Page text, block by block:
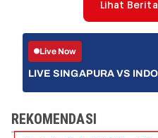
Lihat
Live Now
LIVE SINGAPURA VS